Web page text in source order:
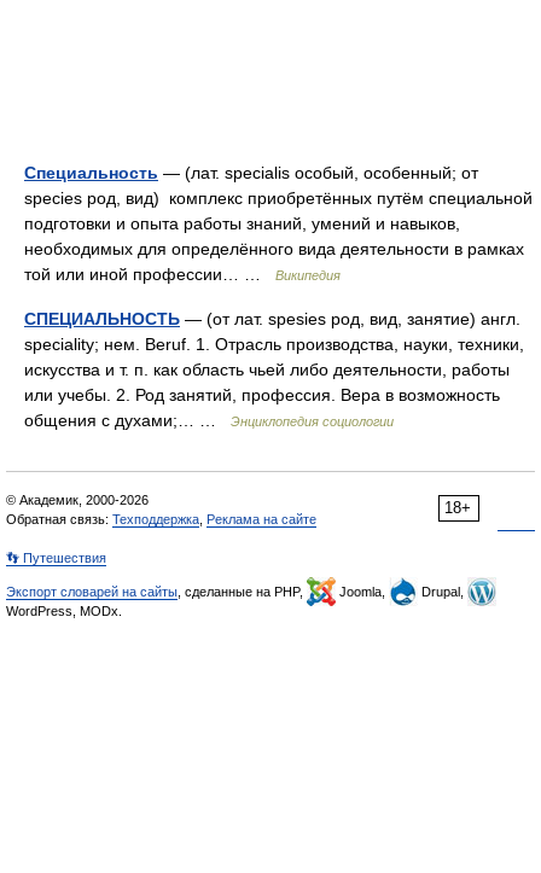
Специальность — (лат. specialis особый, особенный; от
species род, вид) комплекс приобретённых путём специальной
подготовки и опыта работы знаний, умений и навыков,
необходимых для определённого вида деятельности в рамках
той или иной профессии… …
Википедия
СПЕЦИАЛЬНОСТЬ — (от лат. spesies род, вид, занятие) англ.
speciality; нем. Beruf. 1. Отрасль производства, науки, техники,
искусства и т. п. как область чьей либо деятельности, работы
или учебы. 2. Род занятий, профессия. Вера в возможность
общения с духами;… …
Энциклопедия социологии
18+
© Академик, 2000-2026
Обратная связь: Техподдержка Реклама на сайте
👣 Путешествия
Экспорт словарей на сайты , сделанные на PHP, Joomla,
Drupal,
WordPress, MODx.